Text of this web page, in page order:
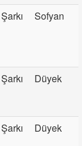
Şarkı Sofyan
Şarkı Düyek
Şarkı Düyek